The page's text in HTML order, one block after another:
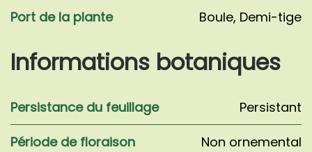
Port de la plante
Boule, Demi-tige
Informations botaniques
Persistance du feuillage
Persistant
Période de floraison
Non ornemental